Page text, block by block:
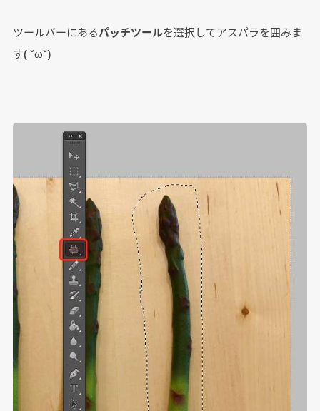
ツールバーにあるパッチツールを選択してアスパラを囲みま
す( ˘ω˘)